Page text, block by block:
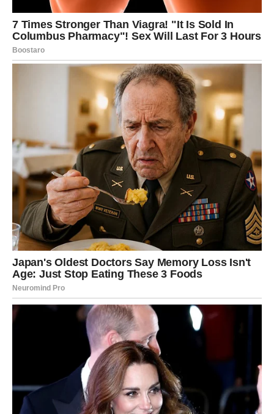
Ako ste slobodni, moguće je poznanstvo sa osobom koja
će vas odmah privući svojom energijom i načinom
komunikacije.
Ako ste zauzeti, pred vama je razgovor koji bi mogao
promijeniti odnos sa voljenom osobom.
Važno je da ovog puta ne krijete emocije.
Recite ono što osjećate.
NE DONOSITE ODLUKE U
LJUTNJI
Zvijezde vam šalju još jedno upozorenje.
Ovog vikenda mogli biste burno reagovati na nešto što
vas povrijedi ili razočara.
Pokušajte ne donositi velike odluke u trenutku ljutnje.
Jedna impulzivna reakcija mogla bi vam kasnije donijeti
kajanje.